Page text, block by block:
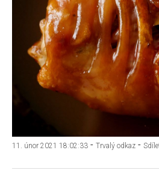
11. únor 2021 18:02:33 - Trvalý odkaz -